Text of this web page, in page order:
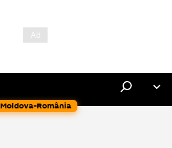
Moldova-România